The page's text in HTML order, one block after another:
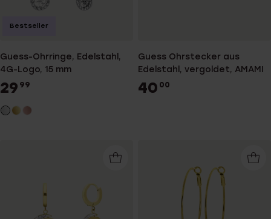
Guess-Ohrringe, Edelstahl,
4G-Logo, 15 mm
29 99
Bestseller
Guess Ohrstecker aus
Edelstahl, vergoldet, AMAMI
40 00